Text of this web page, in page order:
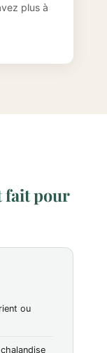
plus à
fait pour
ou